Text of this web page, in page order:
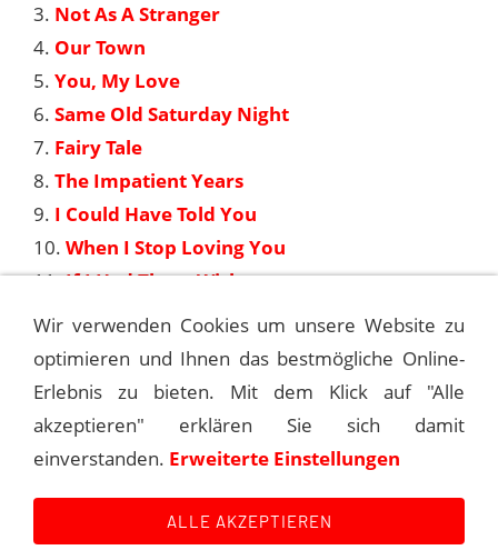
3. Not As A Stranger
4. Our Town
5. You, My Love
6. Same Old Saturday Night
7. Fairy Tale
8. The Impatient Years
9. I Could Have Told You
10. When I Stop Loving You
11.If I Had Three Wishes
12.
I'm Gonna Live Till I Die
LIVE FROM LAS VEGAS
MY WAY (50TH ANNIVERSARY EDITION)
Wir verwenden Cookies um unsere Website zu
optimieren und Ihnen das bestmögliche Online-
Erlebnis zu bieten. Mit dem Klick auf "Alle
akzeptieren" erklären Sie sich damit
einverstanden. Erweiterte Einstellungen
ALLE AKZEPTIEREN